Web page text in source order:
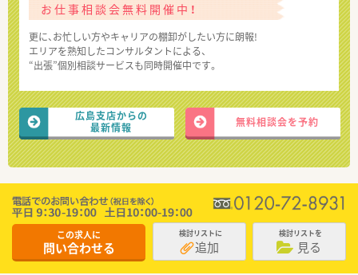
お仕事相談会無料開催中！
更に、お忙しい方やキャリアの棚卸がしたい方に朗報!
エリアを熟知したコンサルタントによる、
“出張”個別相談サービスも同時開催中です。
広島支店からの
最新情報
無料相談会を予約
この求人に
問い合わせる
検討リストに
追加
検討リストを
見る